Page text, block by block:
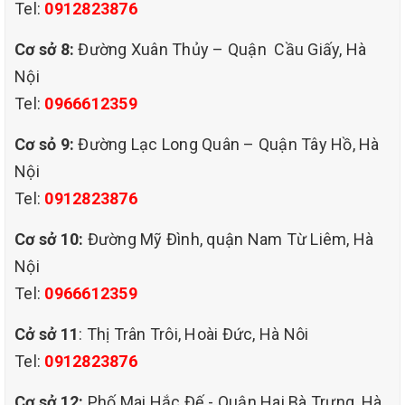
thực hiện… Làm thế nào để chiếc đệm của gia đình bạn thêm
Bạn đừng lo lắng hãy đến với dịch vụ giặt đệm ngay tại nhà của
nghiệp và dịch vụ tối tân quý khách có thể yên tâm giao những
mẫu đệm cao cấp và chất lượng cho chúng tôi.
Hiện tại chúng tôi đang cung cấp dịch vụ giặt đệm tại nhà trên các
chất liệu đệm như: đệm cao su, đệm lò xo, bông ép, đệm nhập
khẩu, giặt ghế sofa… Tuỳ nhu cầu quý khách hàng có thể liên hệ
để được tư vấn và sử dụng dịch vụ tốt nhất.
Tel: 0912823876
Cơ sở 8:Đường Xuân Thủy – Quận Cầu Giấy, Hà
Nội
Tel: 0966612359
Cơ sỏ 9: Đường Lạc Long Quân – Quận Tây Hồ, Hà
Nội
Tel: 0912823876
Cơ sở 10: Đường Mỹ Đình, quận Nam Từ Liêm, Hà
Nội
Tel: 0966612359
Cở sở 11: Thị Trân Trôi, Hoài Đức, Hà Nôi
Tel: 0912823876